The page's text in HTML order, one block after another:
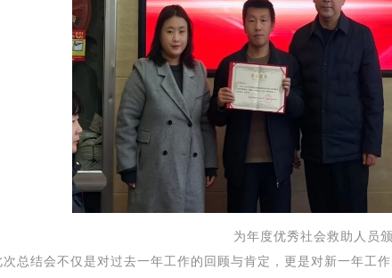
为年度优秀社会救助人员
次总结会不仅是对过去一年工作的回顾与肯定，更是对新一年工